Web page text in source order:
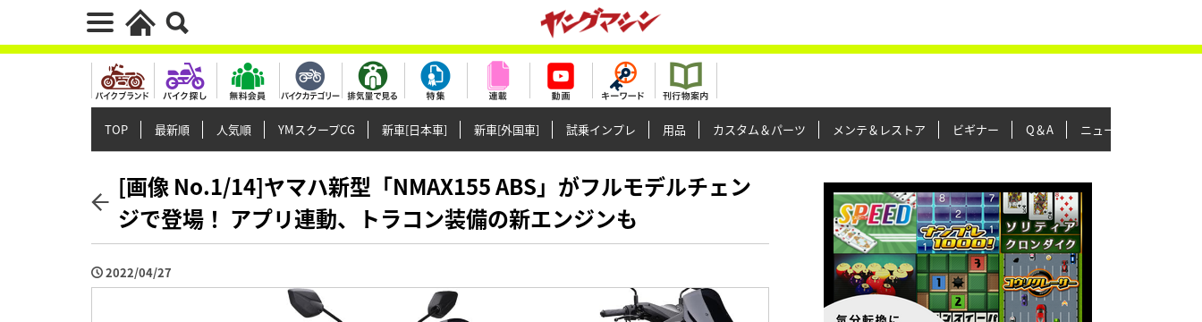
TOP 最新順 人気順 YMスクープCG 新車[日本車] 新車[外国車] 試乗インプレ 用品 カスタム＆パーツ メンテ＆レストア ビギナー Q＆A ニュース＆トピックス
[画像 No.1/14]ヤマハ新型「NMAX155 ABS」がフルモデルチェン
ジで登場！ アプリ連動、トラコン装備の新エンジンも
2022/04/27